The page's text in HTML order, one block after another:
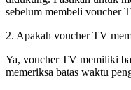
sebelum membeli voucher
2. Apakah voucher TV
Ya, voucher TV memiliki
memeriksa batas waktu